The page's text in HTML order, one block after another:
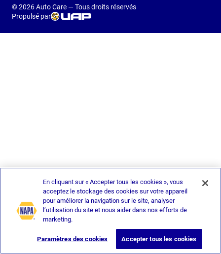
© 2026 Auto Care — Tous droits réservés
Propulsé par
En cliquant sur « Accepter tous les cookies », vous
acceptez le stockage des cookies sur votre appareil
pour améliorer la navigation sur le site, analyser
l’utilisation du site et nous aider dans nos efforts de
marketing.
Paramètres des cookies Accepter tous les cookies